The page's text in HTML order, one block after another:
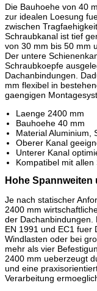
Die Bauhoehe von 40
zur idealen Loesung
zwischen
Schraubkanal ist tief
von 30 mm bis 50 mm
Der untere
Schraubkoepfe
Dachanbindungen.
mm flexibel in
gaengigen
Laenge 2400 mm
Bauhoehe 40 mm
Material Aluminium,
Oberer Kanal
Unterer Kanal
Kompatibel mit
Hohe
Je nach statischer
2400 mm
der Dachanbindungen.
EN 1991 und EC1 fuer
Windlasten oder bei
mehr als vier
2400 mm ueberzeugt
und eine
Verarbeitung